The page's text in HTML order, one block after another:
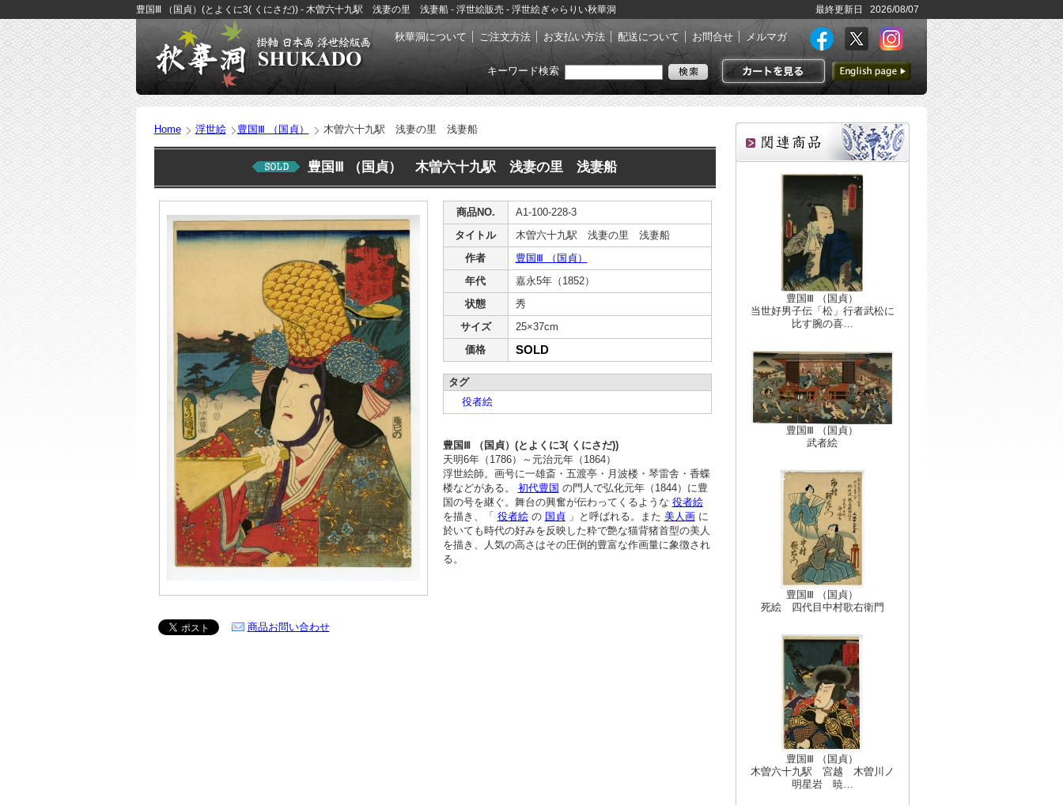
豊国Ⅲ （国貞）(とよくに3( くにさだ)) - 木曽六十九駅 浅妻の里 浅妻船 - 浮世絵販売 - 浮世絵ぎゃらりい秋華洞 最終更新日 2026/08/07
秋華洞について ご注文方法 お支払い方法 配送について お問合せ メルマガ
カートを見る
英語ページへ
キーワード検索
Home 浮世絵 豊国Ⅲ （国貞） 木曽六十九駅 浅妻の里 浅妻船
豊国Ⅲ （国貞） 木曽六十九駅 浅妻の里 浅妻船
商品お問い合わせ
商品NO.
A1-100-228-3
タイトル
木曽六十九駅 浅妻の里 浅妻船
作者
豊国Ⅲ （国貞）
年代
嘉永5年（1852）
状態
秀
サイズ
25×37cm
価格
SOLD
タグ
役者絵
豊国Ⅲ （国貞）(とよくに3( くにさだ))
天明6年（1786）～元治元年（1864）
浮世絵師。画号に一雄斎・五渡亭・月波楼・琴雷舎・香蝶
楼などがある。 初代豊国 の門人で弘化元年（1844）に豊
国の号を継ぐ。舞台の興奮が伝わってくるような 役者絵
を描き、「 役者絵の 国貞」と呼ばれる。また 美人画に
於いても時代の好みを反映した粋で艶な猫背猪首型の美人
を描き、人気の高さはその圧倒的豊富な作画量に象徴され
る。
豊国Ⅲ （国貞）
当世好男子伝「松」行者武松に
比す腕の喜…
豊国Ⅲ （国貞）
武者絵
豊国Ⅲ （国貞）
死絵 四代目中村歌右衛門
豊国Ⅲ （国貞）
木曽六十九駅 宮越 木曽川ノ
明星岩 暁…